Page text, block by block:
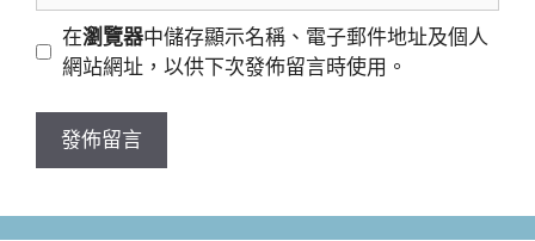
地
址
站
址
在瀏覽器中儲存顯示名稱、電子郵件地址及個人
網站網址，以供下次發佈留言時使用。